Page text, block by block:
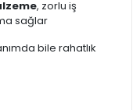
, zorlu iş
sağlar
bile rahatlık